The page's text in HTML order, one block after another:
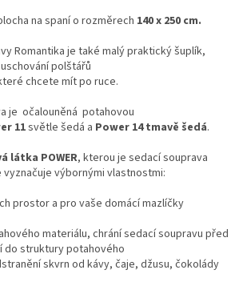
na spaní o rozměrech 140 x 250 cm.
Romantika je také malý praktický šuplík,
polštářů
chcete mít po ruce.
je očalouněná potahovou
11světle šedá a Power 14 tmavě šedá.
látka POWER, kterou je sedací souprava
výbornými vlastnostmi:
prostor a pro vaše domácí mazlíčky
materiálu, chrání sedací soupravu před
do struktury potahového
skvrn od kávy, čaje, džusu, čokolády